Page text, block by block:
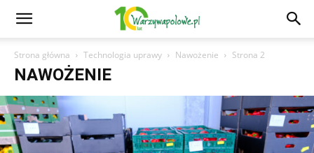
Strona główna Technologia uprawy Nawożenie Strona 2
NAWOŻENIE